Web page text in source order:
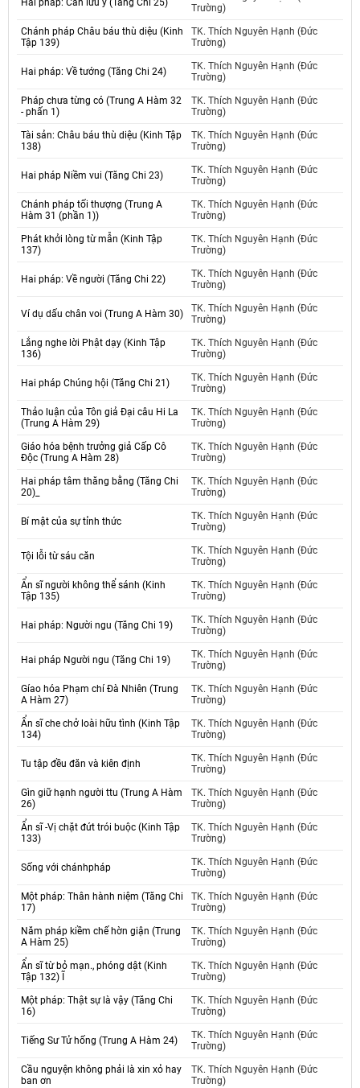
Hai pháp: Cần lưu ý (Tăng Chi 25)
Trường)
Chánh pháp Châu báu thù diệu (Kinh
Tập 139)
TK. Thích Nguyên Hạnh (Đức
Trường)
Hai pháp: Về tướng (Tăng Chi 24)
TK. Thích Nguyên Hạnh (Đức
Trường)
Pháp chưa từng có (Trung A Hàm 32
- phấn 1)
TK. Thích Nguyên Hạnh (Đức
Trường)
Tài sản: Châu báu thù diệu (Kinh Tập
138)
TK. Thích Nguyên Hạnh (Đức
Trường)
Hai pháp Niềm vui (Tăng Chi 23)
TK. Thích Nguyên Hạnh (Đức
Trường)
Chánh pháp tối thượng (Trung A
Hàm 31 (phần 1))
TK. Thích Nguyên Hạnh (Đức
Trường)
Phát khởi lòng từ mẫn (Kinh Tập
137)
TK. Thích Nguyên Hạnh (Đức
Trường)
Hai pháp: Về người (Tăng Chi 22)
TK. Thích Nguyên Hạnh (Đức
Trường)
Ví dụ dấu chân voi (Trung A Hàm 30)
TK. Thích Nguyên Hạnh (Đức
Trường)
Lắng nghe lời Phật dạy (Kinh Tập
136)
TK. Thích Nguyên Hạnh (Đức
Trường)
Hai pháp Chúng hội (Tăng Chi 21)
TK. Thích Nguyên Hạnh (Đức
Trường)
Thảo luận của Tôn giả Đại câu Hi La
(Trung A Hàm 29)
TK. Thích Nguyên Hạnh (Đức
Trường)
Giáo hóa bệnh trưởng giả Cấp Cô
Độc (Trung A Hàm 28)
TK. Thích Nguyên Hạnh (Đức
Trường)
Hai pháp tâm thăng bằng (Tăng Chi
20)_
TK. Thích Nguyên Hạnh (Đức
Trường)
Bí mật của sự tỉnh thức
TK. Thích Nguyên Hạnh (Đức
Trường)
Tội lỗi từ sáu căn
TK. Thích Nguyên Hạnh (Đức
Trường)
Ẩn sĩ người không thể sánh (Kinh
Tập 135)
TK. Thích Nguyên Hạnh (Đức
Trường)
Hai pháp: Người ngu (Tăng Chi 19)
TK. Thích Nguyên Hạnh (Đức
Trường)
Hai pháp Người ngu (Tăng Chi 19)
TK. Thích Nguyên Hạnh (Đức
Trường)
Gíao hóa Phạm chí Đà Nhiên (Trung
A Hàm 27)
TK. Thích Nguyên Hạnh (Đức
Trường)
Ẩn sĩ che chở loài hữu tình (Kinh Tập
134)
TK. Thích Nguyên Hạnh (Đức
Trường)
Tu tập đều đăn và kiên định
TK. Thích Nguyên Hạnh (Đức
Trường)
Gìn giữ hạnh người ttu (Trung A Hàm
26)
TK. Thích Nguyên Hạnh (Đức
Trường)
Ẩn sĩ -Vị chặt đứt trói buộc (Kinh Tập
133)
TK. Thích Nguyên Hạnh (Đức
Trường)
Sống với chánhpháp
TK. Thích Nguyên Hạnh (Đức
Trường)
Một pháp: Thân hành niệm (Tăng Chi
17)
TK. Thích Nguyên Hạnh (Đức
Trường)
Năm pháp kiềm chế hờn giận (Trung
A Hàm 25)
TK. Thích Nguyên Hạnh (Đức
Trường)
Ẩn sĩ từ bỏ mạn., phóng dật (Kinh
Tập 132) Ĩ
TK. Thích Nguyên Hạnh (Đức
Trường)
Một pháp: Thật sự là vậy (Tăng Chi
16)
TK. Thích Nguyên Hạnh (Đức
Trường)
Tiếng Sư Tử hống (Trung A Hàm 24)
TK. Thích Nguyên Hạnh (Đức
Trường)
Cầu nguyện không phải là xin xỏ hay
ban ơn
TK. Thích Nguyên Hạnh (Đức
Trường)